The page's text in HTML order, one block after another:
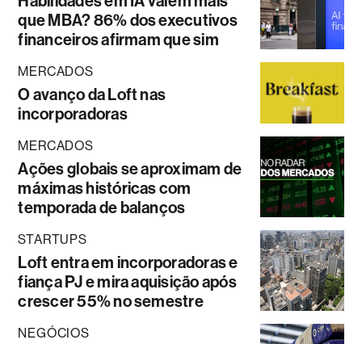
que MBA? 86% dos executivos
financeiros afirmam que sim
MERCADOS
O avanço da Loft nas
incorporadoras
MERCADOS
Ações globais se aproximam de
máximas históricas com
temporada de balanços
STARTUPS
Loft entra em incorporadoras e
fiança PJ e mira aquisição após
crescer 55% no semestre
NEGÓCIOS